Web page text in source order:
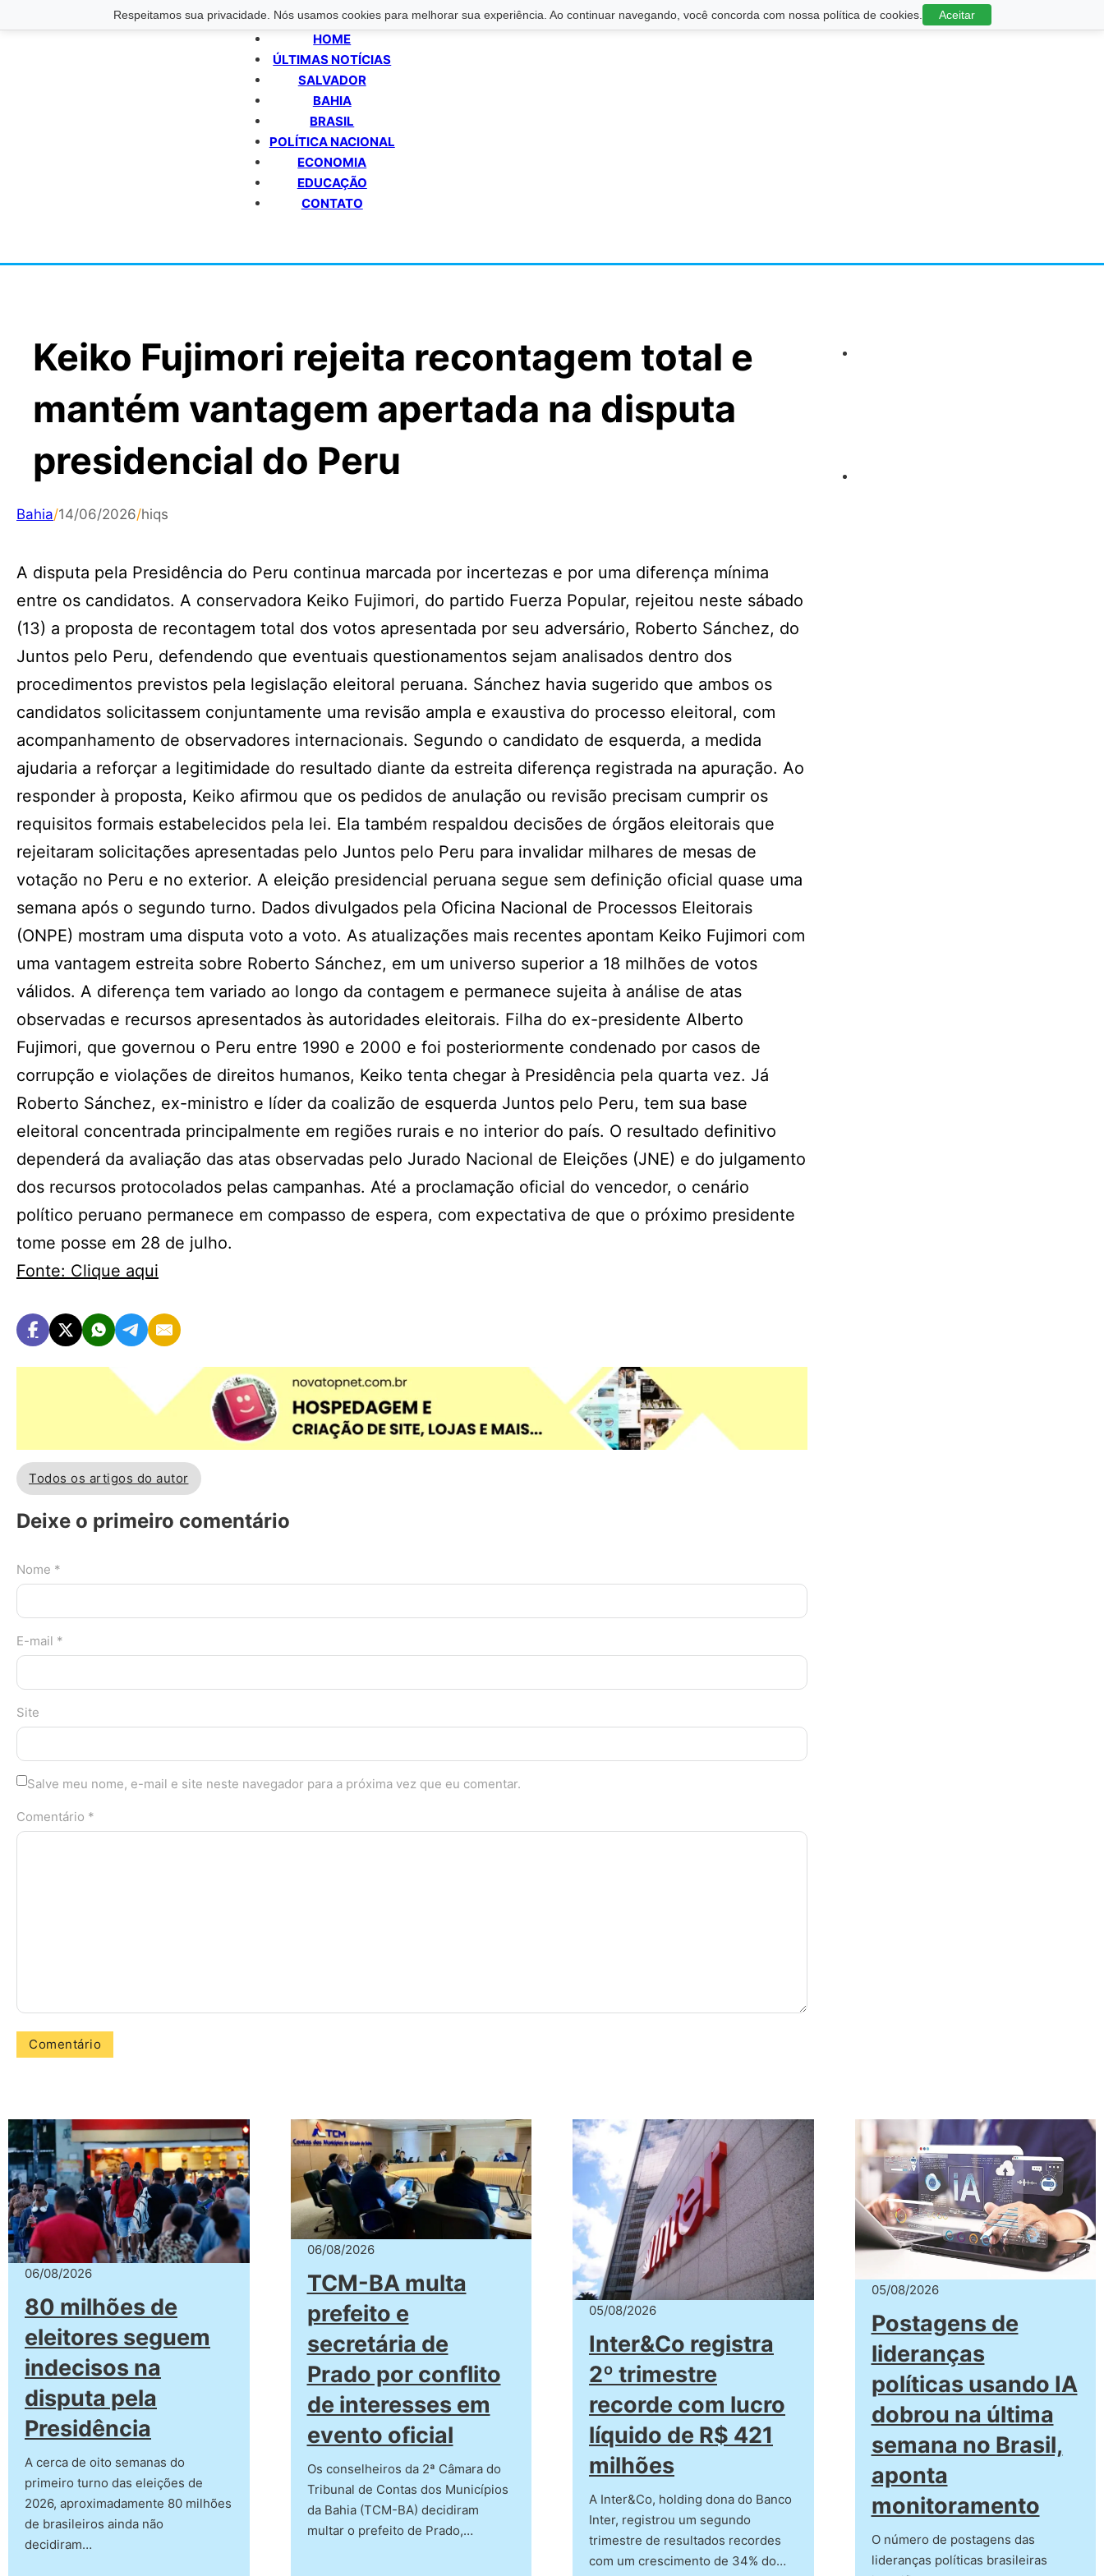
Respeitamos sua privacidade. Nós usamos cookies para melhorar sua experiência. Ao continuar navegando, você concorda com nossa política de cookies. Aceitar
HOME
ÚLTIMAS NOTÍCIAS
SALVADOR
BAHIA
BRASIL
POLÍTICA NACIONAL
ECONOMIA
EDUCAÇÃO
CONTATO
Keiko Fujimori rejeita recontagem total e
mantém vantagem apertada na disputa
presidencial do Peru
Bahia/14/06/2026/hiqs
A disputa pela Presidência do Peru continua marcada por incertezas e por uma diferença mínima
entre os candidatos. A conservadora Keiko Fujimori, do partido Fuerza Popular, rejeitou neste sábado
(13) a proposta de recontagem total dos votos apresentada por seu adversário, Roberto Sánchez, do
Juntos pelo Peru, defendendo que eventuais questionamentos sejam analisados dentro dos
procedimentos previstos pela legislação eleitoral peruana. Sánchez havia sugerido que ambos os
candidatos solicitassem conjuntamente uma revisão ampla e exaustiva do processo eleitoral, com
acompanhamento de observadores internacionais. Segundo o candidato de esquerda, a medida
ajudaria a reforçar a legitimidade do resultado diante da estreita diferença registrada na apuração. Ao
responder à proposta, Keiko afirmou que os pedidos de anulação ou revisão precisam cumprir os
requisitos formais estabelecidos pela lei. Ela também respaldou decisões de órgãos eleitorais que
rejeitaram solicitações apresentadas pelo Juntos pelo Peru para invalidar milhares de mesas de
votação no Peru e no exterior. A eleição presidencial peruana segue sem definição oficial quase uma
semana após o segundo turno. Dados divulgados pela Oficina Nacional de Processos Eleitorais
(ONPE) mostram uma disputa voto a voto. As atualizações mais recentes apontam Keiko Fujimori com
uma vantagem estreita sobre Roberto Sánchez, em um universo superior a 18 milhões de votos
válidos. A diferença tem variado ao longo da contagem e permanece sujeita à análise de atas
observadas e recursos apresentados às autoridades eleitorais. Filha do ex-presidente Alberto
Fujimori, que governou o Peru entre 1990 e 2000 e foi posteriormente condenado por casos de
corrupção e violações de direitos humanos, Keiko tenta chegar à Presidência pela quarta vez. Já
Roberto Sánchez, ex-ministro e líder da coalizão de esquerda Juntos pelo Peru, tem sua base
eleitoral concentrada principalmente em regiões rurais e no interior do país. O resultado definitivo
dependerá da avaliação das atas observadas pelo Jurado Nacional de Eleições (JNE) e do julgamento
dos recursos protocolados pelas campanhas. Até a proclamação oficial do vencedor, o cenário
político peruano permanece em compasso de espera, com expectativa de que o próximo presidente
tome posse em 28 de julho.
Fonte: Clique aqui
Todos os artigos do autor
Deixe o primeiro comentário
Nome *
E-mail *
Site
Salve meu nome, e-mail e site neste navegador para a próxima vez que eu comentar.
Comentário *
06/08/2026
80 milhões de
eleitores seguem
indecisos na
disputa pela
Presidência
A cerca de oito semanas do
primeiro turno das eleições de
2026, aproximadamente 80 milhões
de brasileiros ainda não
decidiram…
06/08/2026
TCM-BA multa
prefeito e
secretária de
Prado por conflito
de interesses em
evento oficial
Os conselheiros da 2ª Câmara do
Tribunal de Contas dos Municípios
da Bahia (TCM-BA) decidiram
multar o prefeito de Prado,…
05/08/2026
Inter&Co registra
2º trimestre
recorde com lucro
líquido de R$ 421
milhões
A Inter&Co, holding dona do Banco
Inter, registrou um segundo
trimestre de resultados recordes
com um crescimento de 34% do…
05/08/2026
Postagens de
lideranças
políticas usando IA
dobrou na última
semana no Brasil,
aponta
monitoramento
O número de postagens das
lideranças políticas brasileiras